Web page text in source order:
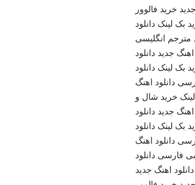
خرید فالوور
بک لینک دانلود
مترجم انگلیسی
اهنگ جدید دانلود
بک لینک دانلود
دانلود اهنگ
خرید شال و
اهنگ جدید دانلود
بک لینک دانلود
دانلود اهنگ
فارسی دانلود
دانلود اهنگ جدید